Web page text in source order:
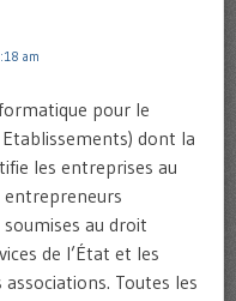
am
pour le
dont la
les entreprises au
entrepreneurs
au droit
de l’État et les
Toutes les